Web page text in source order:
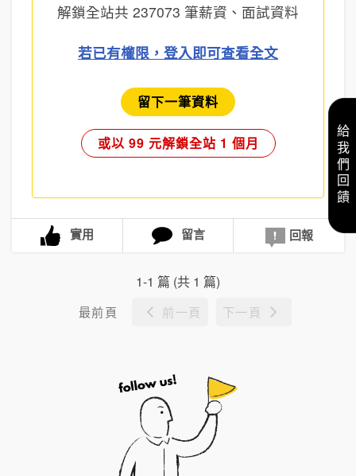
解鎖全站共 237073 筆薪資、面試資料
若已有權限，登入即可查看全文
留下一筆資料
或以 99 元解鎖全站 1 個月
實用 留言 回報
1-1 篇 (共 1 篇)
最前頁 前一頁 下一頁
給我們回饋